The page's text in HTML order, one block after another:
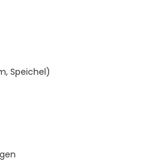
Speichel)